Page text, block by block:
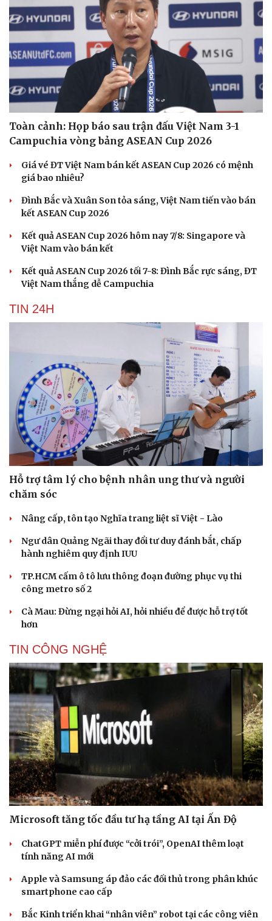
Cải chính
Toàn cảnh: Họp báo sau trận đấu Việt Nam 3-1
Campuchia vòng bảng ASEAN Cup 2026
Giá vé ĐT Việt Nam bán kết ASEAN Cup 2026 có mệnh
giá bao nhiêu?
Đình Bắc và Xuân Son tỏa sáng, Việt Nam tiến vào bán
kết ASEAN Cup 2026
Kết quả ASEAN Cup 2026 hôm nay 7/8: Singapore và
Việt Nam vào bán kết
Kết quả ASEAN Cup 2026 tối 7-8: Đình Bắc rực sáng, ĐT
Việt Nam thắng dễ Campuchia
TIN 24H
Hỗ trợ tâm lý cho bệnh nhân ung thư và người
chăm sóc
Nâng cấp, tôn tạo Nghĩa trang liệt sĩ Việt - Lào
Ngư dân Quảng Ngãi thay đổi tư duy đánh bắt, chấp
hành nghiêm quy định IUU
TP.HCM cấm ô tô lưu thông đoạn đường phục vụ thi
công metro số 2
Cà Mau: Đừng ngại hỏi AI, hỏi nhiều để được hỗ trợ tốt
hơn
TIN CÔNG NGHỆ
Microsoft tăng tốc đầu tư hạ tầng AI tại Ấn Độ
ChatGPT miễn phí được “cởi trói”, OpenAI thêm loạt
tính năng AI mới
Apple và Samsung áp đảo các đối thủ trong phân khúc
smartphone cao cấp
Bắc Kinh triển khai “nhân viên” robot tại các công viên